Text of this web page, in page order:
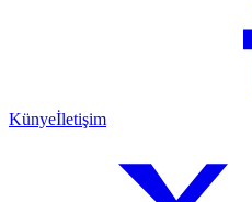
Künyeİletişim